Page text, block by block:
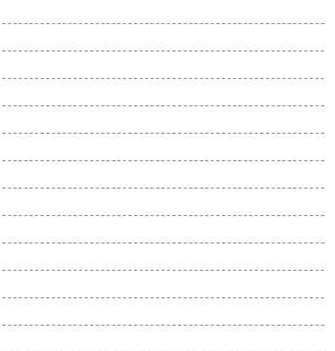
やすくなりましたね
いただきます
先日、弊社が日本ペイン
り優良施工会社として表彰されました
していますね
2020年もあっとゆう間
～
今年はコロナの影響で色々なイベン
ですね… ですが、先日ブログでもお伝
2020/11/02
ウェット完成
＊湘南の外壁塗装専
門店＊
こんにちは!! 今週も１週間始まりました
す
今日も１日頑張りましょう
さて
で書いた、小倉氏のオーダーしたウェ